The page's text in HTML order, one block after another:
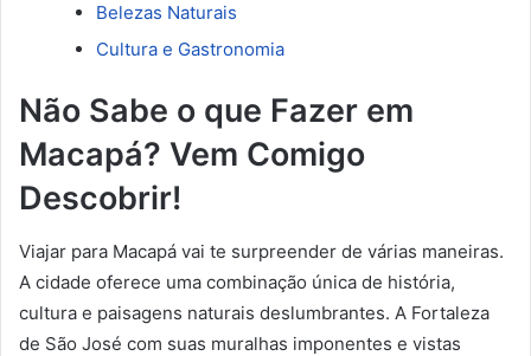
Belezas Naturais
Cultura e Gastronomia
Não Sabe o que Fazer em
Macapá? Vem Comigo
Descobrir!
Viajar para Macapá vai te surpreender de várias maneiras.
A cidade oferece uma combinação única de história,
cultura e paisagens naturais deslumbrantes. A Fortaleza
de São José com suas muralhas imponentes e vistas